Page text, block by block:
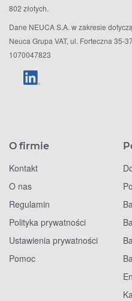
802 złotych.
Dane NEUCA S.A. w zakresie
Neuca Grupa VAT, ul. Forteczna 35-
1070047823
O firmie
Kontakt
O nas
Regulamin
Polityka prywatności
Ustawienia prywatności
Pomoc